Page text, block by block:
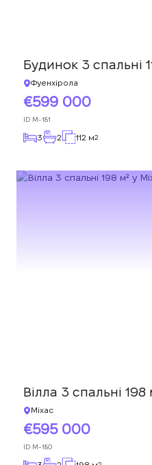
Будинок 3 спальні
Фуенхірола
599 000
ID M-181
3 2 112 м2
Вілла 3 спальні 198
Міхас
595 000
ID M-180